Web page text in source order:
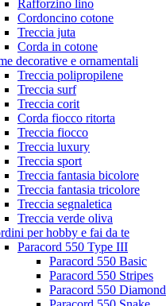
Rafforzino lino
Cordoncino cotone
Treccia juta
Corda in cotone
decorative e ornamentali
Treccia polipropilene
Treccia surf
Treccia corit
Corda fiocco ritorta
Treccia fiocco
Treccia luxury
Treccia sport
Treccia fantasia bicolore
Treccia fantasia tricolore
Treccia segnaletica
Treccia verde oliva
per hobby e fai da te
Paracord 550 Type III
Paracord 550 Basic
Paracord 550 Stripes
Paracord 550 Diamond